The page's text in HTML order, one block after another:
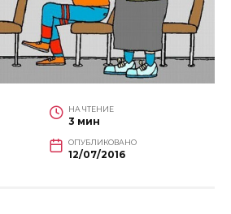
НА ЧТЕНИЕ
3 мин
ОПУБЛИКОВАНО
12/07/2016